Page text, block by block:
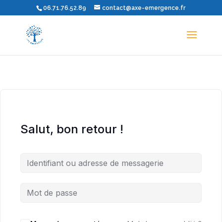
06.71.76.52.89 contact@axe-emergence.fr
Salut, bon retour !